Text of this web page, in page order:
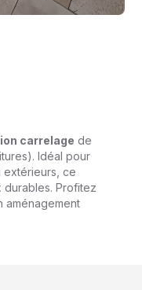
carrelage de
Idéal pour
extérieurs, ce
durables. Profitez
aménagement